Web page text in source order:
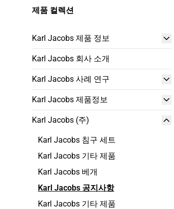
제품 컬렉션
Karl Jacobs 제품 정보
Karl Jacobs 회사 소개
Karl Jacobs 사례 연구
Karl Jacobs 제품정보
Karl Jacobs (주)
Karl Jacobs 침구 세트
Karl Jacobs 기타 제품
Karl Jacobs 베개
Karl Jacobs 공지사항
Karl Jacobs 기타 제품